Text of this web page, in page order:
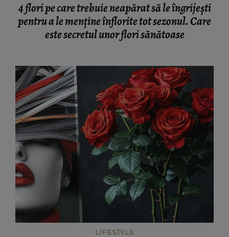
4 flori pe care trebuie neapărat să le îngrijești
pentru a le menține înflorite tot sezonul. Care
este secretul unor flori sănătoase
LIFESTYLE